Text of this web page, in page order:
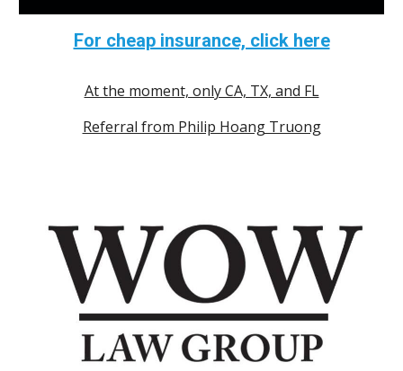
For cheap insurance, click here
At the moment, only CA, TX, and FL
Referral from Philip Hoang Truong